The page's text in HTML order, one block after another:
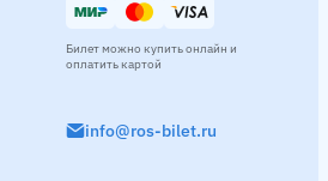
info@ros-bilet.ru
Билет можно купить онлайн и
оплатить картой